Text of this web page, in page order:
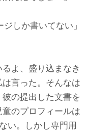
しか書いてない」
よ、盛り込まなき
言った。そんなは
の提出した文書を
のプロフィールは
い。しかし専門用